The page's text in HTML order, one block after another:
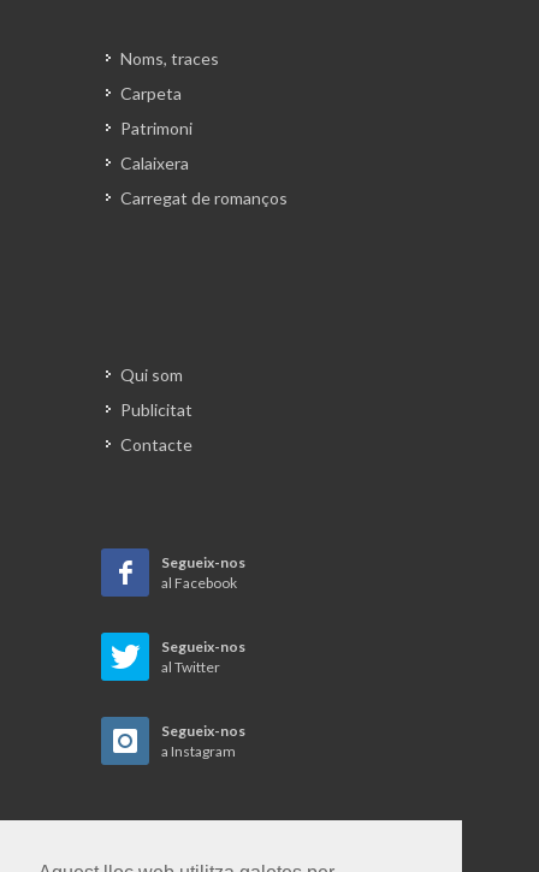
Noms, traces
Carpeta
Patrimoni
Calaixera
Carregat de romanços
Qui som
Publicitat
Contacte
Segueix-nos
al Facebook
Segueix-nos
al Twitter
Segueix-nos
a Instagram